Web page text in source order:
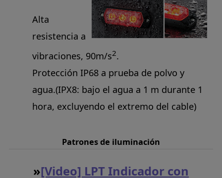
Alta
resistencia a
vibraciones, 90m/s2.
Protección IP68 a prueba de polvo y
agua.(IPX8: bajo el agua a 1 m durante 1
hora, excluyendo el extremo del cable)
Patrones de iluminación
»[Video] LPT Indicador con